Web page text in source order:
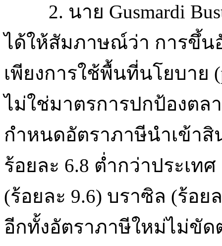
2. นาย Gusmardi
ได้ให้สัมภาษณ์ว่า การขึ้น
เพียงการใช้พื้นที่นโยบาย
ไม่ใช่มาตรการปกป้องตล
กำหนดอัตราภาษีนำเข้า
ร้อยละ 6.8 ต่ำกว่าประเท
(ร้อยละ 9.6) บราซิล (ร้อย
อีกทั้งอัตราภาษีใหม่ไม่ขั